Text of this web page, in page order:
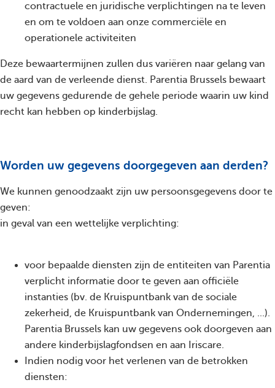
contractuele en juridische verplichtingen na te leven
en om te voldoen aan onze commerciële en
operationele activiteiten
Deze bewaartermijnen zullen dus variëren naar gelang van
de aard van de verleende dienst. Parentia Brussels bewaart
uw gegevens gedurende de gehele periode waarin uw kind
recht kan hebben op kinderbijslag.
Worden uw gegevens doorgegeven aan derden?
We kunnen genoodzaakt zijn uw persoonsgegevens door te
geven:
in geval van een wettelijke verplichting:
voor bepaalde diensten zijn de entiteiten van Parentia
verplicht informatie door te geven aan officiële
instanties (bv. de Kruispuntbank van de sociale
zekerheid, de Kruispuntbank van Ondernemingen, ...).
Parentia Brussels kan uw gegevens ook doorgeven aan
andere kinderbijslagfondsen en aan Iriscare.
Indien nodig voor het verlenen van de betrokken
diensten: